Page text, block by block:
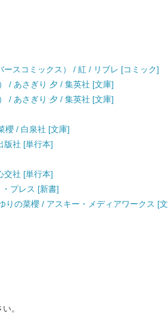
スコミックス） / 紅 / リブレ [コミック]
/ あさぎり 夕 / 集英社 [文庫]
/ あさぎり 夕 / 集英社 [文庫]
櫻 / 白泉社 [文庫]
版社 [単行本]
交社 [単行本]
プレス [新書]
りの菜櫻 / アスキー・メディアワークス [文
。